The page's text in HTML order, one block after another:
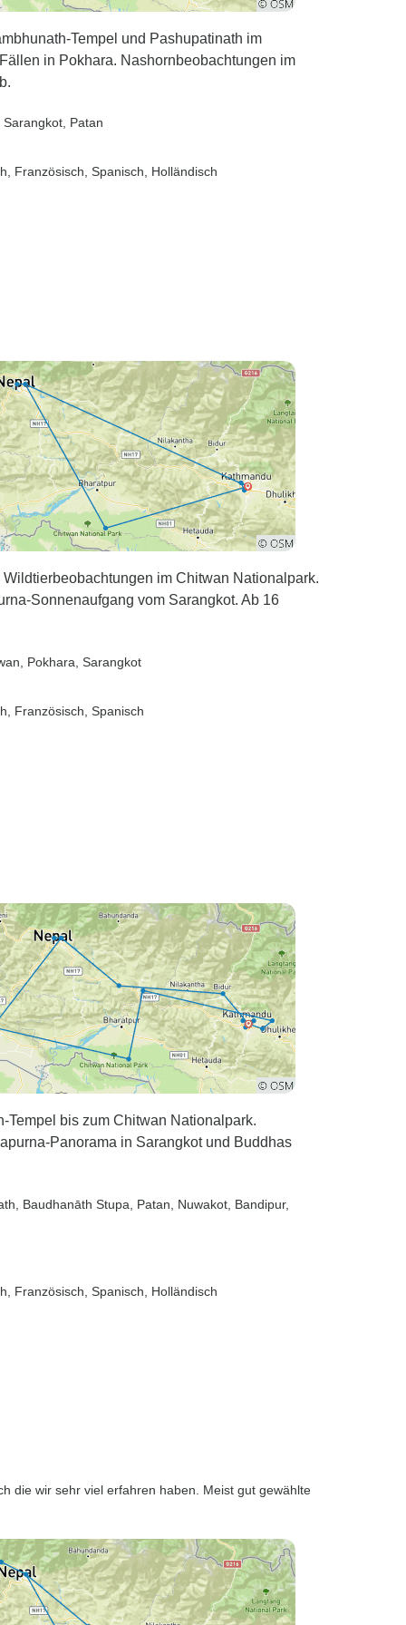
Tempel und Pashupatinath im
in Pokhara. Nashornbeobachtungen im
Sarangkot , Patan
Französisch, Spanisch, Holländisch
im Chitwan Nationalpark.
Sonnenaufgang vom Sarangkot. Ab 16
, Pokhara , Sarangkot
Französisch, Spanisch
Tempel bis zum Chitwan Nationalpark.
Panorama in Sarangkot und Buddhas
, Baudhanāth Stupa , Patan , Nuwakot , Bandipur,
Französisch, Spanisch, Holländisch
die wir sehr viel erfahren haben. Meist gut gewählte